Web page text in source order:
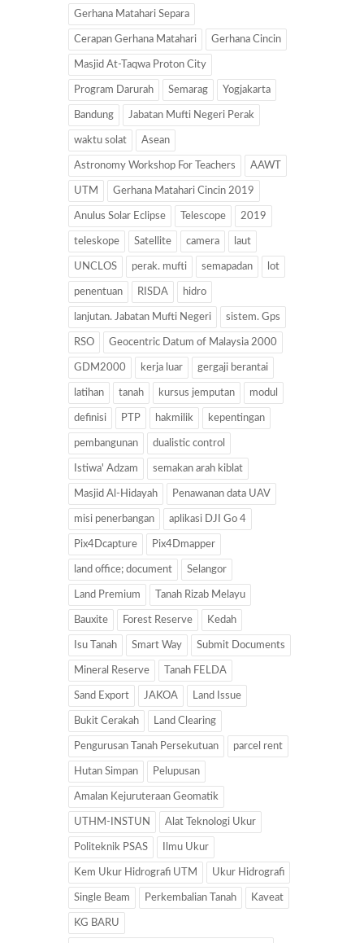
Gerhana Matahari Separa
Cerapan Gerhana Matahari Gerhana Cincin
Masjid At-Taqwa Proton City
Program Darurah Semarag Yogjakarta
Bandung Jabatan Mufti Negeri Perak
waktu solat Asean
Astronomy Workshop For Teachers AAWT
UTM Gerhana Matahari Cincin 2019
Anulus Solar Eclipse Telescope 2019
teleskope Satellite camera laut
UNCLOS perak. mufti semapadan lot
penentuan RISDA hidro
lanjutan. Jabatan Mufti Negeri sistem. Gps
RSO Geocentric Datum of Malaysia 2000
GDM2000 kerja luar gergaji berantai
latihan tanah kursus jemputan modul
definisi PTP hakmilik kepentingan
pembangunan dualistic control
Istiwa' Adzam semakan arah kiblat
Masjid Al-Hidayah Penawanan data UAV
misi penerbangan aplikasi DJI Go 4
Pix4Dcapture Pix4Dmapper
land office; document Selangor
Land Premium Tanah Rizab Melayu
Bauxite Forest Reserve Kedah
Isu Tanah Smart Way Submit Documents
Mineral Reserve Tanah FELDA
Sand Export JAKOA Land Issue
Bukit Cerakah Land Clearing
Pengurusan Tanah Persekutuan parcel rent
Hutan Simpan Pelupusan
Amalan Kejuruteraan Geomatik
UTHM-INSTUN Alat Teknologi Ukur
Politeknik PSAS Ilmu Ukur
Kem Ukur Hidrografi UTM Ukur Hidrografi
Single Beam Perkembalian Tanah Kaveat
KG BARU